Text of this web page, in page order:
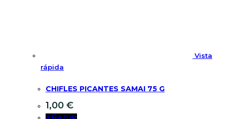
Vista
rápida
CHIFLES PICANTES SAMAI 75 G
1,00 €